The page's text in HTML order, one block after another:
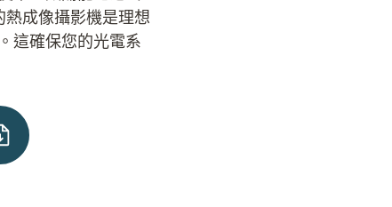
成像攝影機是理想
這確保您的光電系